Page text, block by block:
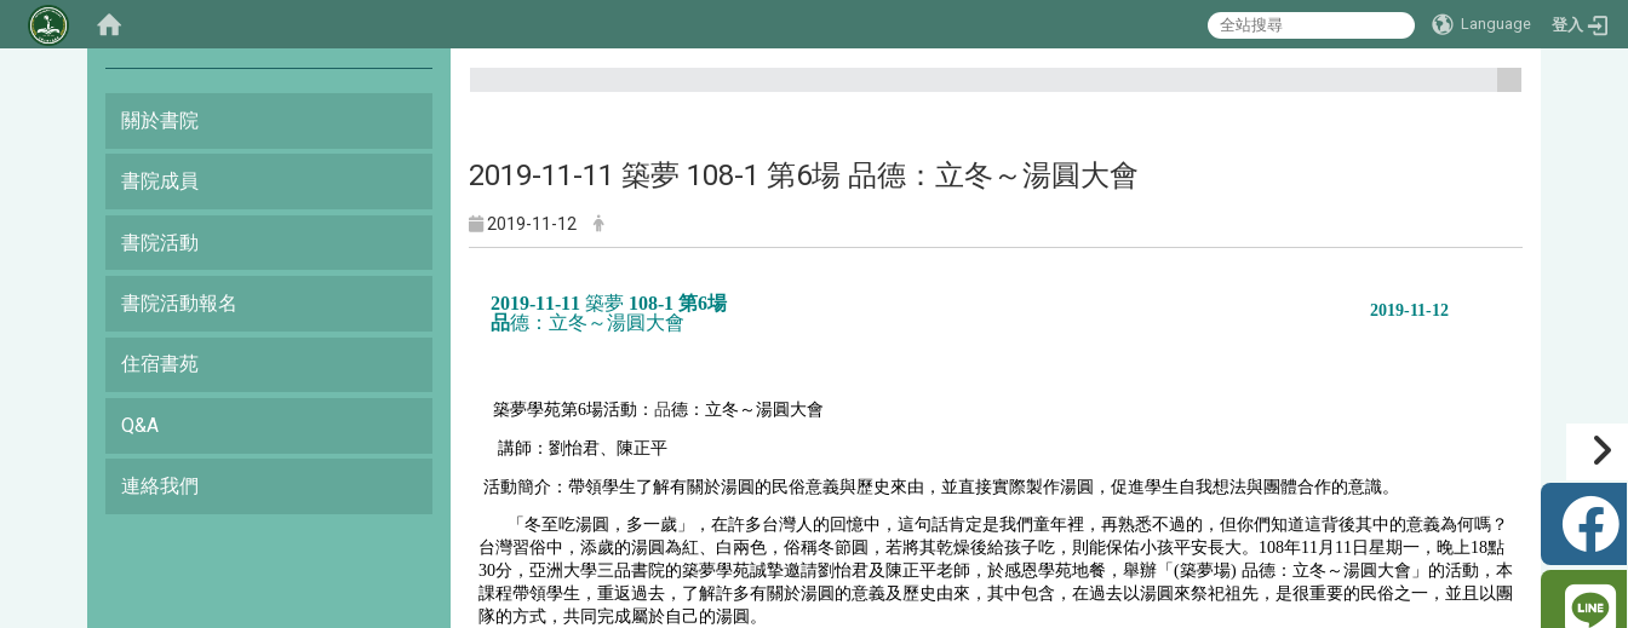
Language 登入
:::
關於書院
書院成員
書院活動
書院活動報名
住宿書苑
Q&A
連絡我們
2019-11-11 築夢 108-1 第6場 品德：立冬～湯圓大會
2019-11-12
2019-11-11 築夢 108-1 第6場
品德：立冬～湯圓大會
2019-11-12
築夢學苑第6場活動： 品德：立冬～湯圓大會
講師： 劉怡君 陳正平
活動簡介： 帶領學生了解有關於湯圓的民俗意義與歷史來由，並直接實際製作湯圓，促進學生自我想法與團體合作的意識。
「冬至吃湯圓，多一歲」，在許多台灣人的回憶中，這句話肯定是我們童年裡，再熟悉不過的，但你們知道這背後其中的意義為何嗎？
台灣習俗中，添歲的湯圓為紅、白兩色，俗稱冬節圓，若將其乾燥後給孩子吃，則能保佑小孩平安長大。108年11月11日星期一，晚上18點
30分，亞洲大學三品書院的築夢學苑誠摯邀請劉怡君及陳正平老師，於感恩學苑地餐，舉辦「(築夢場) 品德：立冬～湯圓大會」的活動，本
課程帶領學生，重返過去，了解許多有關於湯圓的意義及歷史由來，其中包含，在過去以湯圓來祭祀祖先，是很重要的民俗之一，並且以團
隊的方式，共同完成屬於自己的湯圓。